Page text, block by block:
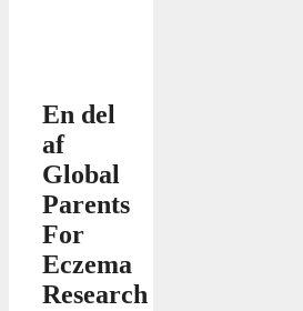
En del
af
Global
Parents
For
Eczema
Research